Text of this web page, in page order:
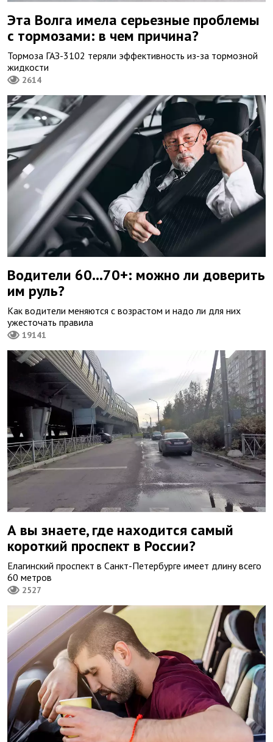
Эта Волга имела серьезные проблемы
с тормозами: в чем причина?
Тормоза ГАЗ-3102 теряли эффективность из-за тормозной
жидкости
2614
Водители 60...70+: можно ли доверить
им руль?
Как водители меняются с возрастом и надо ли для них
ужесточать правила
19141
А вы знаете, где находится самый
короткий проспект в России?
Елагинский проспект в Санкт-Петербурге имеет длину всего
60 метров
2527